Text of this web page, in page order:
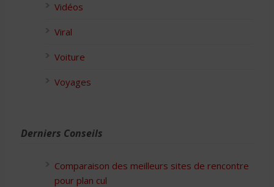
Vidéos
Viral
Voiture
Voyages
Derniers Conseils
Comparaison des meilleurs sites de rencontre
pour plan cul